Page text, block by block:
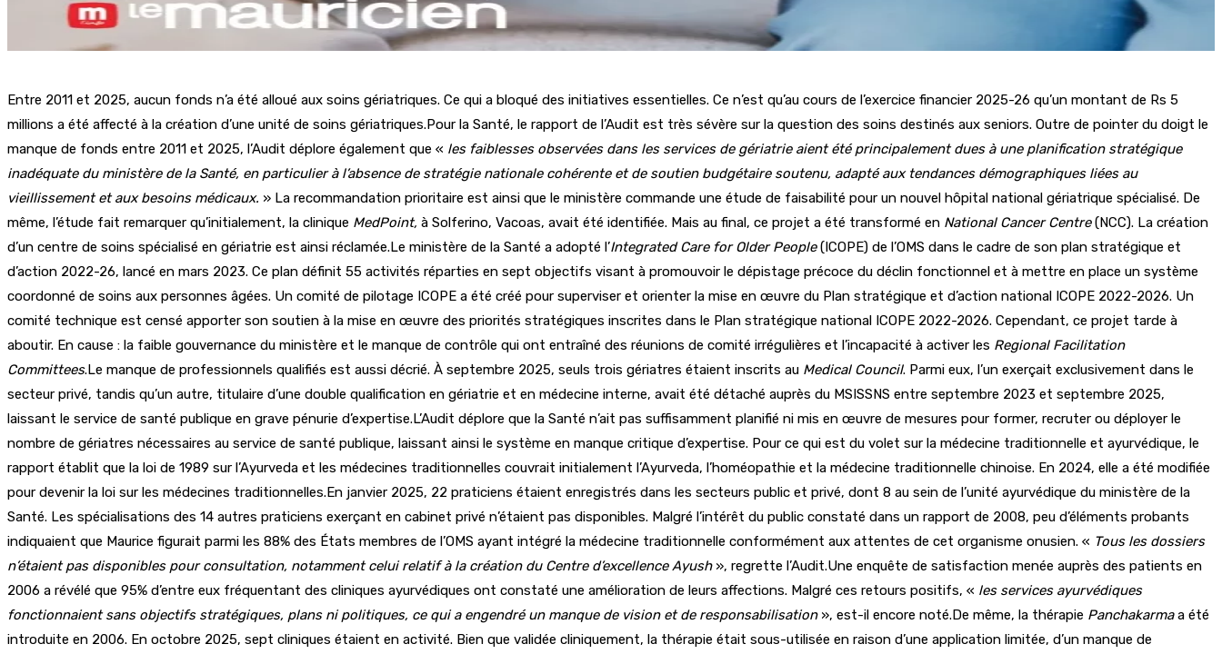
Entre 2011 et 2025, aucun fonds n’a été alloué aux soins gériatriques. Ce qui a bloqué des initiatives essentielles. Ce n’est qu’au cours de l’exercice financier 2025-26 qu’un montant de Rs 5
millions a été affecté à la création d’une unité de soins gériatriques.Pour la Santé, le rapport de l’Audit est très sévère sur la question des soins destinés aux seniors. Outre de pointer du doigt le
manque de fonds entre 2011 et 2025, l’Audit déplore également que « les faiblesses observées dans les services de gériatrie aient été principalement dues à une planification stratégique
inadéquate du ministère de la Santé, en particulier à l’absence de stratégie nationale cohérente et de soutien budgétaire soutenu, adapté aux tendances démographiques liées au
vieillissement et aux besoins médicaux. » La recommandation prioritaire est ainsi que le ministère commande une étude de faisabilité pour un nouvel hôpital national gériatrique spécialisé. De
même, l’étude fait remarquer qu’initialement, la clinique MedPoint, à Solferino, Vacoas, avait été identifiée. Mais au final, ce projet a été transformé en National Cancer Centre(NCC). La création
d’un centre de soins spécialisé en gériatrie est ainsi réclamée.Le ministère de la Santé a adopté l’Integrated Care for Older People(ICOPE) de l’OMS dans le cadre de son plan stratégique et
d’action 2022-26, lancé en mars 2023. Ce plan définit 55 activités réparties en sept objectifs visant à promouvoir le dépistage précoce du déclin fonctionnel et à mettre en place un système
coordonné de soins aux personnes âgées. Un comité de pilotage ICOPE a été créé pour superviser et orienter la mise en œuvre du Plan stratégique et d’action national ICOPE 2022-2026. Un
comité technique est censé apporter son soutien à la mise en œuvre des priorités stratégiques inscrites dans le Plan stratégique national ICOPE 2022-2026. Cependant, ce projet tarde à
aboutir. En cause : la faible gouvernance du ministère et le manque de contrôle qui ont entraîné des réunions de comité irrégulières et l’incapacité à activer les Regional Facilitation
Committees.Le manque de professionnels qualifiés est aussi décrié. À septembre 2025, seuls trois gériatres étaient inscrits au Medical Council. Parmi eux, l’un exerçait exclusivement dans le
secteur privé, tandis qu’un autre, titulaire d’une double qualification en gériatrie et en médecine interne, avait été détaché auprès du MSISSNS entre septembre 2023 et septembre 2025,
laissant le service de santé publique en grave pénurie d’expertise.L’Audit déplore que la Santé n’ait pas suffisamment planifié ni mis en œuvre de mesures pour former, recruter ou déployer le
nombre de gériatres nécessaires au service de santé publique, laissant ainsi le système en ​​manque critique d’expertise. Pour ce qui est du volet sur la médecine traditionnelle et ayurvédique, le
rapport établit que la loi de 1989 sur l’Ayurveda et les médecines traditionnelles couvrait initialement l’Ayurveda, l’homéopathie et la médecine traditionnelle chinoise. En 2024, elle a été modifiée
pour devenir la loi sur les médecines traditionnelles.En janvier 2025, 22 praticiens étaient enregistrés dans les secteurs public et privé, dont 8 au sein de l’unité ayurvédique du ministère de la
Santé. Les spécialisations des 14 autres praticiens exerçant en cabinet privé n’étaient pas disponibles. Malgré l’intérêt du public constaté dans un rapport de 2008, peu d’éléments probants
indiquaient que Maurice figurait parmi les 88% des États membres de l’OMS ayant intégré la médecine traditionnelle conformément aux attentes de cet organisme onusien. « Tous les dossiers
n’étaient pas disponibles pour consultation, notamment celui relatif à la création du Centre d’excellence Ayush », regrette l’Audit.Une enquête de satisfaction menée auprès des patients en
2006 a révélé que 95% d’entre eux fréquentant des cliniques ayurvédiques ont constaté une amélioration de leurs affections. Malgré ces retours positifs, « les services ayurvédiques
fonctionnaient sans objectifs stratégiques, plans ni politiques, ce qui a engendré un manque de vision et de responsabilisation », est-il encore noté.De même, la thérapie Panchakarmaa été
introduite en 2006. En octobre 2025, sept cliniques étaient en activité. Bien que validée cliniquement, la thérapie était sous-utilisée en raison d’une application limitée, d’un manque de